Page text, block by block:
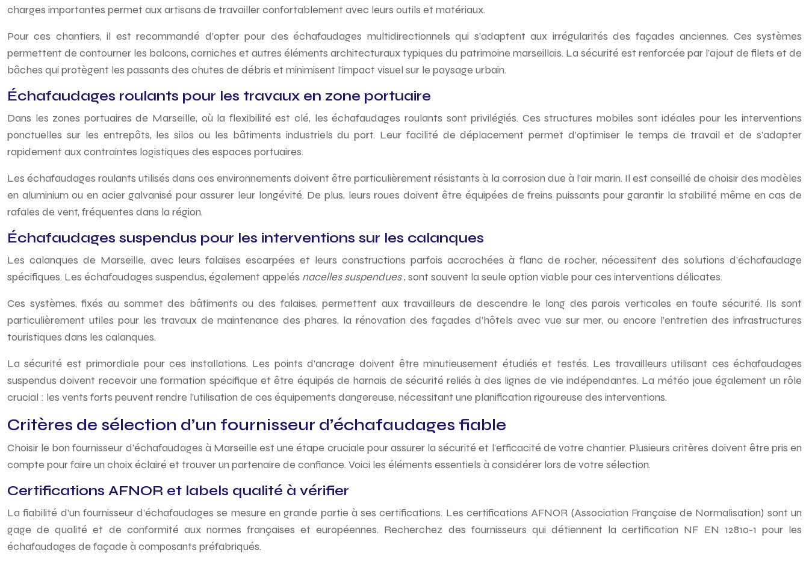
charges importantes permet aux artisans de travailler confortablement avec leurs outils et matériaux.
Pour ces chantiers, il est recommandé d’opter pour des échafaudages multidirectionnels qui s’adaptent aux irrégularités des façades anciennes. Ces systèmes
permettent de contourner les balcons, corniches et autres éléments architecturaux typiques du patrimoine marseillais. La sécurité est renforcée par l’ajout de filets et de
bâches qui protègent les passants des chutes de débris et minimisent l’impact visuel sur le paysage urbain.
Échafaudages roulants pour les travaux en zone portuaire
Dans les zones portuaires de Marseille, où la flexibilité est clé, les échafaudages roulants sont privilégiés. Ces structures mobiles sont idéales pour les interventions
ponctuelles sur les entrepôts, les silos ou les bâtiments industriels du port. Leur facilité de déplacement permet d’optimiser le temps de travail et de s’adapter
rapidement aux contraintes logistiques des espaces portuaires.
Les échafaudages roulants utilisés dans ces environnements doivent être particulièrement résistants à la corrosion due à l’air marin. Il est conseillé de choisir des modèles
en aluminium ou en acier galvanisé pour assurer leur longévité. De plus, leurs roues doivent être équipées de freins puissants pour garantir la stabilité même en cas de
rafales de vent, fréquentes dans la région.
Échafaudages suspendus pour les interventions sur les calanques
Les calanques de Marseille, avec leurs falaises escarpées et leurs constructions parfois accrochées à flanc de rocher, nécessitent des solutions d’échafaudage
spécifiques. Les échafaudages suspendus, également appelés nacelles suspendues, sont souvent la seule option viable pour ces interventions délicates.
Ces systèmes, fixés au sommet des bâtiments ou des falaises, permettent aux travailleurs de descendre le long des parois verticales en toute sécurité. Ils sont
particulièrement utiles pour les travaux de maintenance des phares, la rénovation des façades d’hôtels avec vue sur mer, ou encore l’entretien des infrastructures
touristiques dans les calanques.
La sécurité est primordiale pour ces installations. Les points d’ancrage doivent être minutieusement étudiés et testés. Les travailleurs utilisant ces échafaudages
suspendus doivent recevoir une formation spécifique et être équipés de harnais de sécurité reliés à des lignes de vie indépendantes. La météo joue également un rôle
crucial : les vents forts peuvent rendre l’utilisation de ces équipements dangereuse, nécessitant une planification rigoureuse des interventions.
Critères de sélection d’un fournisseur d’échafaudages fiable
Choisir le bon fournisseur d’échafaudages à Marseille est une étape cruciale pour assurer la sécurité et l’efficacité de votre chantier. Plusieurs critères doivent être pris en
compte pour faire un choix éclairé et trouver un partenaire de confiance. Voici les éléments essentiels à considérer lors de votre sélection.
Certifications AFNOR et labels qualité à vérifier
La fiabilité d’un fournisseur d’échafaudages se mesure en grande partie à ses certifications. Les certifications AFNOR (Association Française de Normalisation) sont un
gage de qualité et de conformité aux normes françaises et européennes. Recherchez des fournisseurs qui détiennent la certification NF EN 12810-1 pour les
échafaudages de façade à composants préfabriqués.